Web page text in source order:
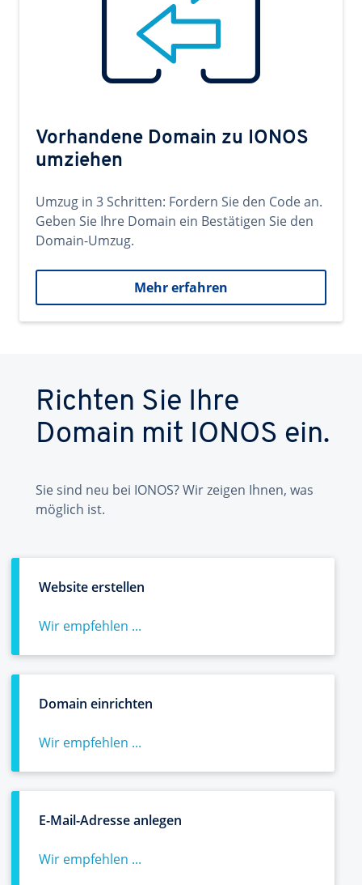
Vorhandene Domain zu IONOS
umziehen
Umzug in 3 Schritten: Fordern Sie den Code an.
Geben Sie Ihre Domain ein Bestätigen Sie den
Domain-Umzug.
Mehr erfahren
Richten Sie Ihre
Domain mit IONOS ein.
Sie sind neu bei IONOS? Wir zeigen Ihnen, was
möglich ist.
Website erstellen
Wir empfehlen ...
Domain einrichten
Wir empfehlen ...
E-Mail-Adresse anlegen
Wir empfehlen ...